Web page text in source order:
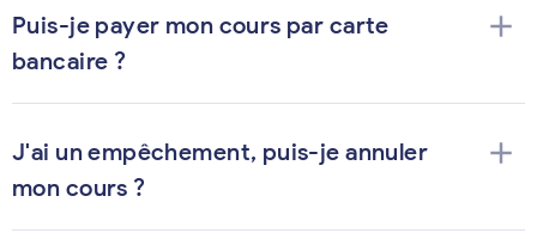
Puis-je payer mon cours par carte
bancaire ?
add
J'ai un empêchement, puis-je annuler
mon cours ?
add